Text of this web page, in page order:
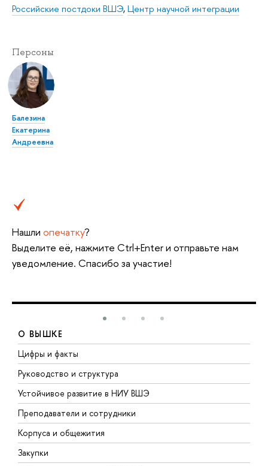
Российские постдоки ВШЭ,Центр научной интеграции
Персоны
Балезина
Екатерина
Андреевна
Нашли опечатку?
Выделите её, нажмите Ctrl+Enter и отправьте нам
уведомление. Спасибо за участие!
О ВЫШКЕ
Цифры и факты
Руководство и структура
Устойчивое развитие в НИУ ВШЭ
Преподаватели и сотрудники
Корпуса и общежития
Закупки